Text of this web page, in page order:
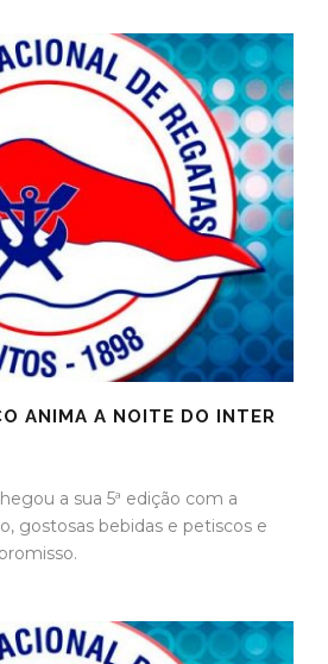
ANIMA A NOITE DO INTER
a sua 5ª edição com a
gostosas bebidas e petiscos e